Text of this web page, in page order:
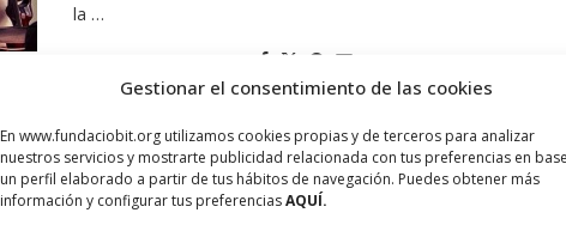
Gestionar el consentimiento de las cookies
En www.fundaciobit.org utilizamos cookies propias y de terceros para analizar
nuestros servicios y mostrarte publicidad relacionada con tus preferencias en
un perfil elaborado a partir de tus hábitos de navegación. Puedes obtener más
información y configurar tus preferenciasAQUÍ.
la …